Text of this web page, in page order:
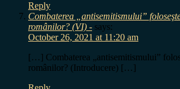
Reply
Combaterea „antisemitismului”
românilor? (VI) - says:
October 26, 2021 at 11:20 am
[…] Combaterea „antisemitismului”
românilor? (Introducere) […]